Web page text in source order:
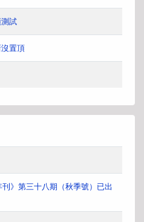
試
置頂
刊》第三十八期（秋季號）已出